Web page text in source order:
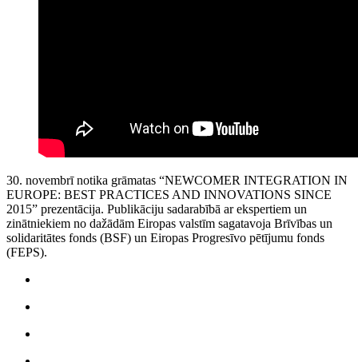
30. novembrī notika grāmatas “NEWCOMER INTEGRATION IN
EUROPE: BEST PRACTICES AND INNOVATIONS SINCE
2015” prezentācija. Publikāciju sadarabībā ar ekspertiem un
zinātniekiem no dažādām Eiropas valstīm sagatavoja Brīvības un
solidaritātes fonds (BSF) un Eiropas Progresīvo pētījumu fonds
(FEPS).